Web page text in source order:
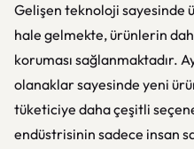
Gelişen teknoloji sayesinde
hale gelmekte, ürünlerin
koruması sağlanmaktadır.
olanaklar sayesinde yeni
tüketiciye daha çeşitli
endüstrisinin sadece insan